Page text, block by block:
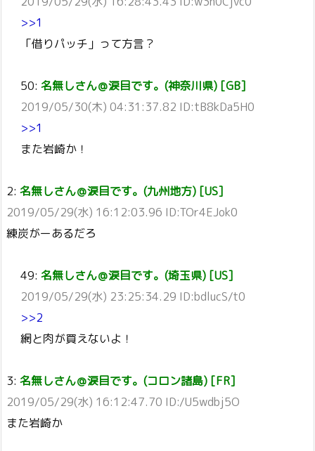
>>1
「借りパッチ」って方言？
50: 名無しさん＠涙目です。(神奈川県) [GB]
2019/05/30(木) 04:31:37.82 ID:tB8kDa5H0
>>1
また岩崎か！
2: 名無しさん＠涙目です。(九州地方) [US]
2019/05/29(水) 16:12:03.96 ID:TOr4EJok0
練炭がーあるだろ
49: 名無しさん＠涙目です。(埼玉県) [US]
2019/05/29(水) 23:25:34.29 ID:bdlucS/t0
>>2
網と肉が買えないよ！
3: 名無しさん＠涙目です。(コロン諸島) [FR]
2019/05/29(水) 16:12:47.70 ID:/U5wdbj5O
また岩崎か